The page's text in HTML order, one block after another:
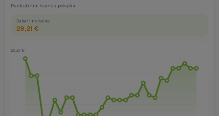
Paskutiniai kainos pokyčiai
Dabartinė kaina
29,21 €
29,27 €